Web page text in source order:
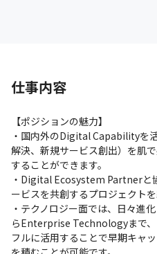
仕事内容
【ポジションの魅力】
・国内外のDigital Capabilityを
解決、新規サービス創出）を肌
することができます。
・Digital Ecosystem Partnerと
ービスを共創するプロジェクト
・テクノロジー面では、日々
らEnterprise Technologyまで
フルに活用することで早期キャ